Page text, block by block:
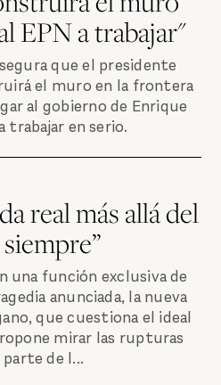
EPN a trabajar"
que el presidente
el muro en la frontera
al gobierno de Enrique
trabajar en serio.
real más allá del
una función exclusiva de
anunciada, la nueva
que cuestiona el ideal
mirar las rupturas
de l...